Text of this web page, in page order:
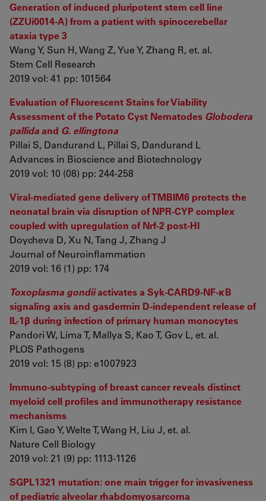
Generation of induced pluripotent stem cell line
(ZZUi0014-A) from a patient with spinocerebellar
ataxia type 3
Wang Y, Sun H, Wang Z, Yue Y, Zhang R, et. al.
Stem Cell Research
2019 vol: 41 pp: 101564
Evaluation of Fluorescent Stains for Viability
Assessment of the Potato Cyst Nematodes Globodera
pallidaand G. ellingtona
Pillai S, Dandurand L, Pillai S, Dandurand L
Advances in Bioscience and Biotechnology
2019 vol: 10 (08) pp: 244-258
Viral-mediated gene delivery of TMBIM6 protects the
neonatal brain via disruption of NPR-CYP complex
coupled with upregulation of Nrf-2 post-HI
Doycheva D, Xu N, Tang J, Zhang J
Journal of Neuroinflammation
2019 vol: 16 (1) pp: 174
Toxoplasma gondiiactivates a Syk-CARD9-NF-κB
signaling axis and gasdermin D-independent release of
IL-1β during infection of primary human monocytes
Pandori W, Lima T, Mallya S, Kao T, Gov L, et. al.
PLOS Pathogens
2019 vol: 15 (8) pp: e1007923
Immuno-subtyping of breast cancer reveals distinct
myeloid cell profiles and immunotherapy resistance
mechanisms
Kim I, Gao Y, Welte T, Wang H, Liu J, et. al.
Nature Cell Biology
2019 vol: 21 (9) pp: 1113-1126
SGPL1321 mutation: one main trigger for invasiveness
of pediatric alveolar rhabdomyosarcoma